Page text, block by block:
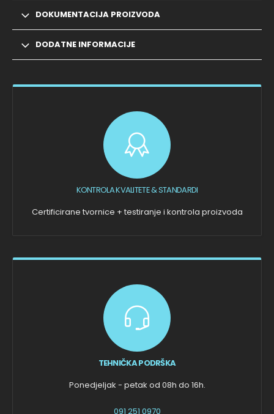
DOKUMENTACIJA PROIZVODA
DODATNE INFORMACIJE
KONTROLA KVALITETE & STANDARDI
Certificirane tvornice + testiranje i kontrola proizvoda
TEHNIČKA PODRŠKA
Ponedjeljak - petak od 08h do 16h.
091 251 0970